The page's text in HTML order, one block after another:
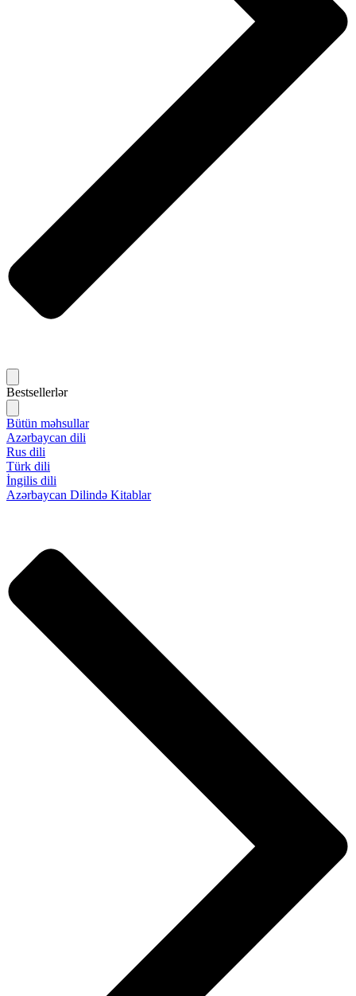
Bestsellerlər
Bütün məhsullar
Azərbaycan dili
Rus dili
Türk dili
İngilis dili
Azərbaycan Dilində Kitablar